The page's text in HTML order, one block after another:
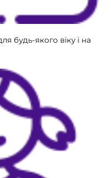
будь-якого віку і на